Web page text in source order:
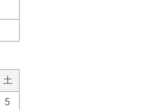
土
5